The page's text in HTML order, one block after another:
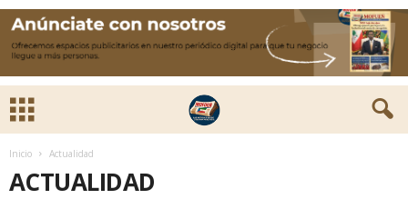
Inicio Actualidad
ACTUALIDAD